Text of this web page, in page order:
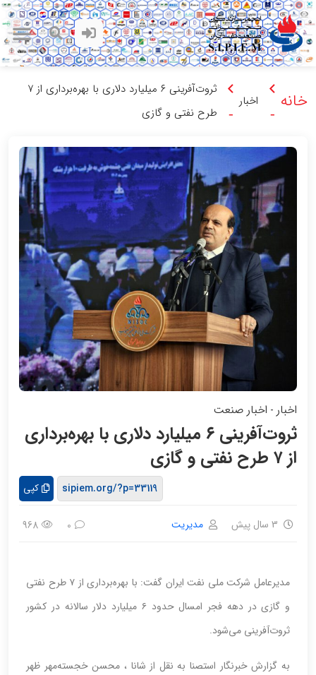
خانه -
اخبار
-
ثروت‌آفرینی ۶ میلیارد دلاری با بهره‌برداری از ۷
طرح نفتی و گازی
اخبار - اخبار صنعت
ثروت‌آفرینی ۶ میلیارد دلاری با بهره‌برداری
از ۷ طرح نفتی و گازی
کپی
3 سال پیش مدیریت 0
968
مدیرعامل شرکت ملی نفت ایران گفت: با بهره‌برداری از ۷ طرح نفتی
و گازی در دهه فجر امسال حدود ۶ میلیارد دلار سالانه در کشور
ثروت‌آفرینی می‌شود.
به گزارش خبرنگار استصنا به نقل از شانا ، محسن خجسته‌مهر ظهر